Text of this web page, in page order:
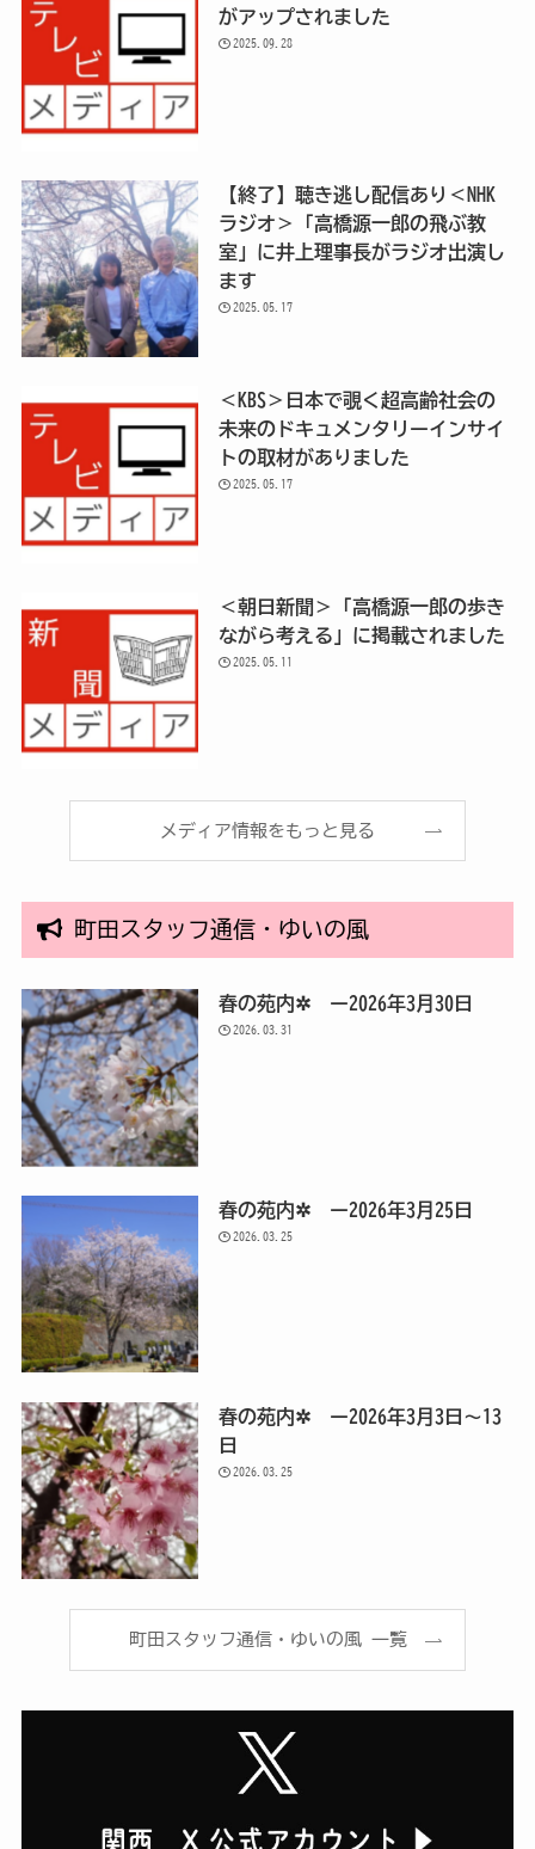
がアップされました
2025.09.28
【終了】聴き逃し配信あり＜NHK
ラジオ＞「高橋源一郎の飛ぶ教
室」に井上理事長がラジオ出演し
ます
2025.05.17
＜KBS＞日本で覗く超高齢社会の
未来のドキュメンタリーインサイ
トの取材がありました
2025.05.17
＜朝日新聞＞「高橋源一郎の歩き
ながら考える」に掲載されました
2025.05.11
メディア情報をもっと見る
町田スタッフ通信・ゆいの風
春の苑内✲ ー2026年3月30日
2026.03.31
春の苑内✲ ー2026年3月25日
2026.03.25
春の苑内✲ ー2026年3月3日～13
日
2026.03.25
町田スタッフ通信・ゆいの風 一覧